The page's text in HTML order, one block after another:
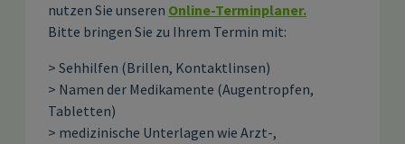
nutzen Sie unseren Online-Terminplaner.
Bitte bringen Sie zu Ihrem Termin mit:
> Sehhilfen (Brillen, Kontaktlinsen)
> Namen der Medikamente (Augentropfen,
Tabletten)
> medizinische Unterlagen wie Arzt-,